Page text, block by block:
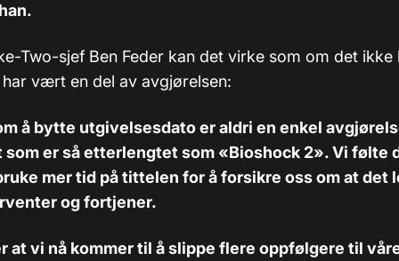
Two-sjef Ben Feder kan det virke som om det ikke
vært en del av avgjørelsen:
å bytte utgivelsesdato er aldri en enkel
er så etterlengtet som «Bioshock 2». Vi følte
mer tid på tittelen for å forsikre oss om at det
og fortjener.
at vi nå kommer til å slippe flere oppfølgere til